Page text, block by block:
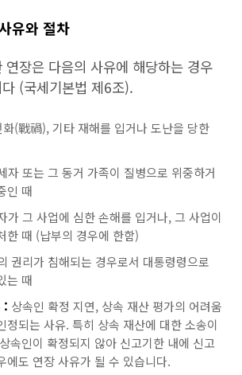
유와 절차
연장은 다음의 사유에 해당하는 경우
(국세기본법 제6조).
화(戰禍), 기타 재해를 입거나 도난을 당한
자 또는 그 동거 가족이 질병으로 위중하거
인 때
가 그 사업에 심한 손해를 입거나, 그 사업이
한 때 (납부의 경우에 한함)
권리가 침해되는 경우로서 대통령령으로
는 때
: 상속인 확정 지연, 상속 재산 평가의 어려움
정되는 사유. 특히 상속 재산에 대한 소송이
속인이 확정되지 않아 신고기한 내에 신고
에도 연장 사유가 될 수 있습니다.